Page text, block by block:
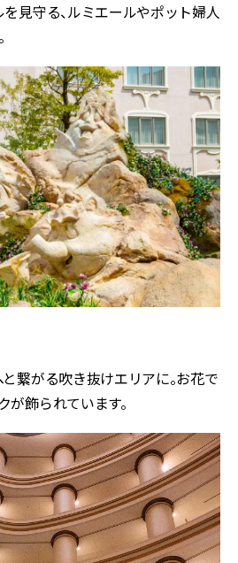
見守る、ルミエールやポット婦人
繋がる吹き抜けエリアに。お花で
飾られています。